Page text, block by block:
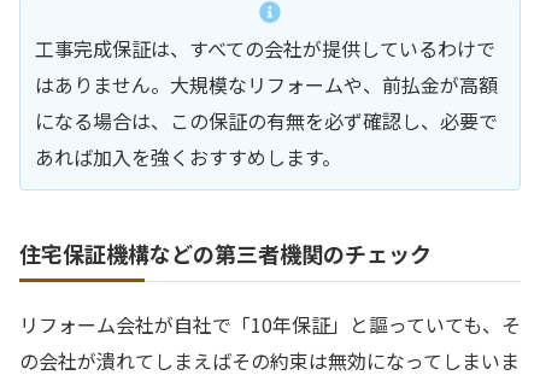
工事完成保証は、すべての会社が提供しているわけで
はありません。大規模なリフォームや、前払金が高額
になる場合は、この保証の有無を必ず確認し、必要で
あれば加入を強くおすすめします。
住宅保証機構などの第三者機関のチェック
リフォーム会社が自社で「10年保証」と謳っていても、そ
の会社が潰れてしまえばその約束は無効になってしまいま